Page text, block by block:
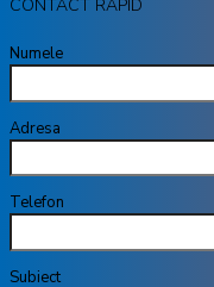
CONTACT RAPID
Telefon
Subiect